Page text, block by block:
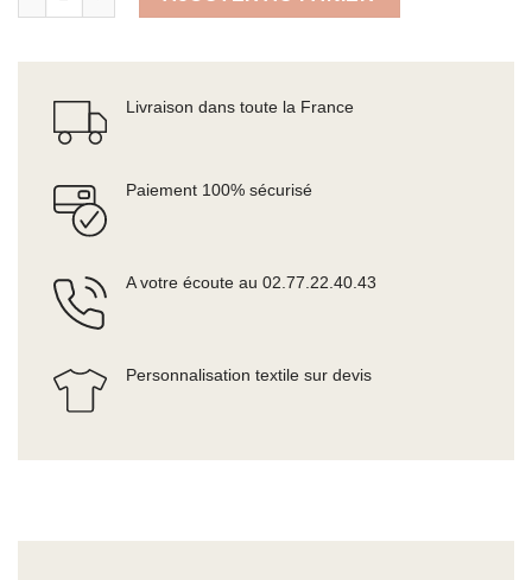
Livraison dans toute la France
Paiement 100% sécurisé
A votre écoute au 02.77.22.40.43
Personnalisation textile sur devis